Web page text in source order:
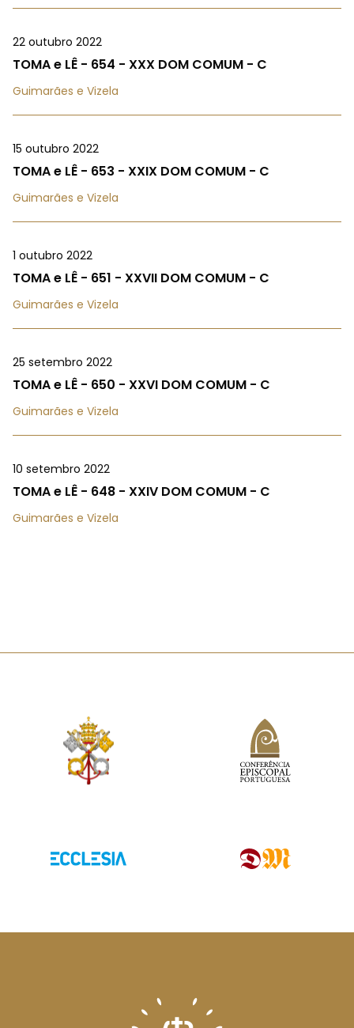
22 outubro 2022
TOMA e LÊ - 654 - XXX DOM COMUM - C
Guimarães e Vizela
15 outubro 2022
TOMA e LÊ - 653 - XXIX DOM COMUM - C
Guimarães e Vizela
1 outubro 2022
TOMA e LÊ - 651 - XXVII DOM COMUM - C
Guimarães e Vizela
25 setembro 2022
TOMA e LÊ - 650 - XXVI DOM COMUM - C
Guimarães e Vizela
10 setembro 2022
TOMA e LÊ - 648 - XXIV DOM COMUM - C
Guimarães e Vizela